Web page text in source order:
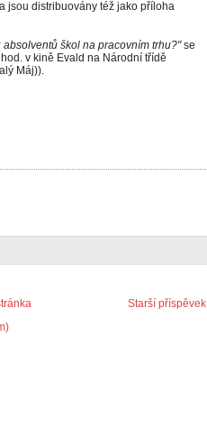
a jsou distribuovány též jako příloha
škol na pracovním trhu?"se
v kině Evald na Národní třídě
Máj)).
Starší příspěvek